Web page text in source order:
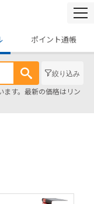
ポイント通帳
絞り込み
す。最新の価格はリン